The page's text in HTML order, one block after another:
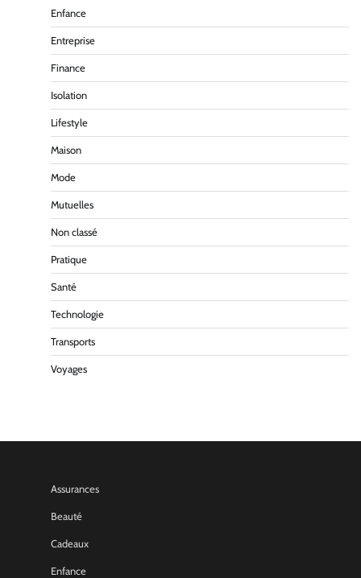
Enfance
Entreprise
Finance
Isolation
Lifestyle
Maison
Mode
Mutuelles
Non classé
Pratique
Santé
Technologie
Transports
Voyages
Assurances
Beauté
Cadeaux
Enfance